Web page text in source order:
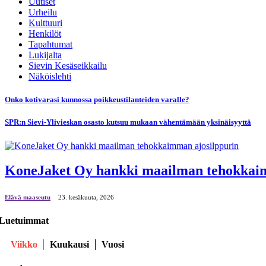
Urheilu
Kulttuuri
Henkilöt
Tapahtumat
Lukijalta
Sievin Kesäseikkailu
Näköislehti
Onko kotivarasi kunnossa poikkeustilanteiden varalle?
SPR:n Sievi-Ylivieskan osasto kutsuu mukaan vähentämään yksinäisyyttä
KoneJaket Oy hankki maailman
Elävä maaseutu 23. kesäkuuta, 2026
Viikko Kuukausi Vuosi